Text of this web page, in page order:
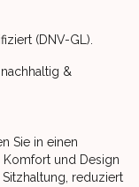
(DNV-GL).
&
Sie in einen
und Design
reduziert